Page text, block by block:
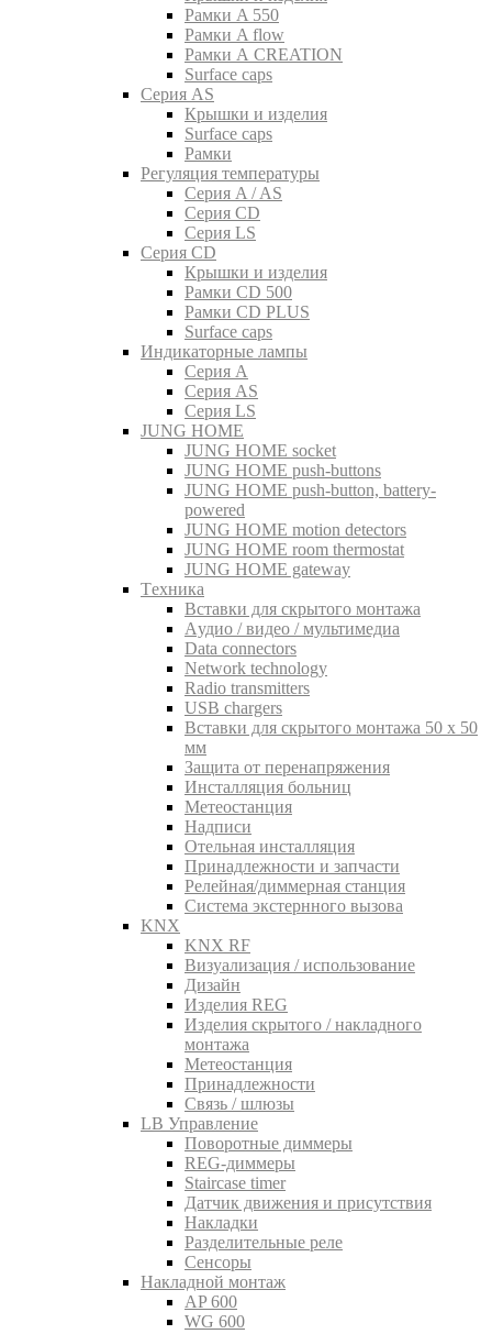
Рамки A 550
Рамки A flow
Рамки A CREATION
Surface caps
Серия AS
Крышки и изделия
Surface caps
Рамки
Регуляция температуры
Серия A / AS
Серия CD
Серия LS
Серия CD
Крышки и изделия
Рамки CD 500
Рамки CD PLUS
Surface caps
Индикаторные лампы
Серия A
Серия AS
Серия LS
JUNG HOME
JUNG HOME socket
JUNG HOME push-buttons
JUNG HOME push-button, battery-
powered
JUNG HOME motion detectors
JUNG HOME room thermostat
JUNG HOME gateway
Tехника
Вставки для скрытого монтажа
Aудио / видео / мультимедиа
Data connectors
Network technology
Radio transmitters
USB chargers
Вставки для скрытого монтажа 50 x 50
мм
Защита от перенапряжения
Инсталляция больниц
Метеостанция
Надписи
Отельная инсталляция
Принадлежности и запчасти
Релейная/диммерная станция
Система экстернного вызова
KNX
KNX RF
Визуализация / использование
Дизайн
Изделия REG
Изделия скрытого / накладного
монтажа
Метеостанция
Принадлежности
Связь / шлюзы
LB Управление
Поворотные диммеры
REG-диммеры
Staircase timer
Датчик движения и присутствия
Накладки
Разделительные реле
Сенсоры
Накладной монтаж
AP 600
WG 600